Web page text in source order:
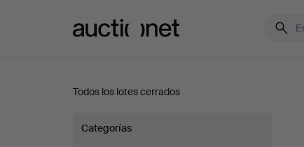
Todos los lotes cerrados
Todos
Categorías